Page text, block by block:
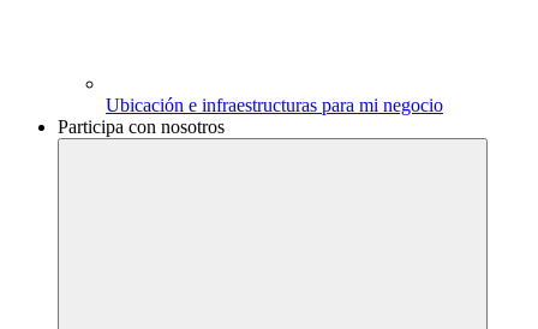
Ubicación e infraestructuras para mi negocio
Participa con nosotros